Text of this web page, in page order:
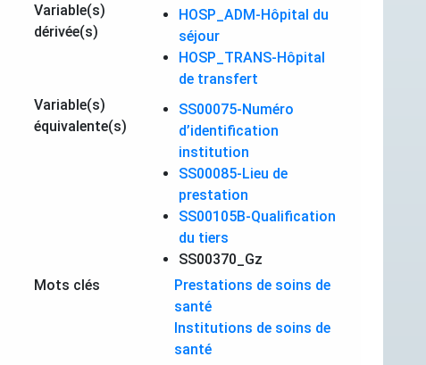
Variable(s)
dérivée(s)
HOSP_ADM-Hôpital du
séjour
HOSP_TRANS-Hôpital
de transfert
Variable(s)
équivalente(s)
SS00075-Numéro
d’identification
institution
SS00085-Lieu de
prestation
SS00105B-Qualification
du tiers
SS00370_Gz
Mots clés
Prestations de soins de
santé
Institutions de soins de
santé